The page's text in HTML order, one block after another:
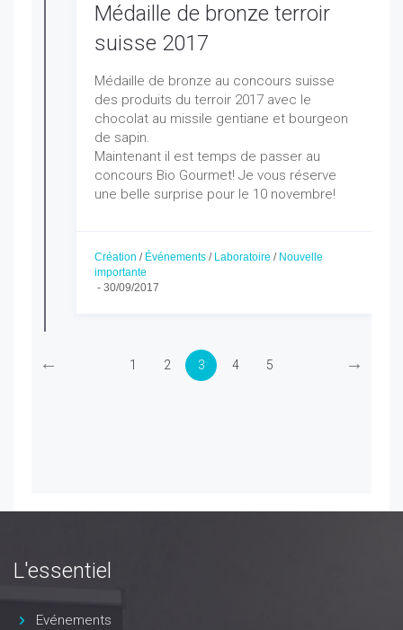
Médaille de bronze terroir
suisse 2017
Médaille de bronze au concours suisse
des produits du terroir 2017 avec le
chocolat au missile gentiane et bourgeon
de sapin.
Maintenant il est temps de passer au
concours Bio Gourmet! Je vous réserve
une belle surprise pour le 10 novembre!
Création / Événements / Laboratoire / Nouvelle
importante
- 30/09/2017
← 1 2 3 4 5 →
L'essentiel
Evénements